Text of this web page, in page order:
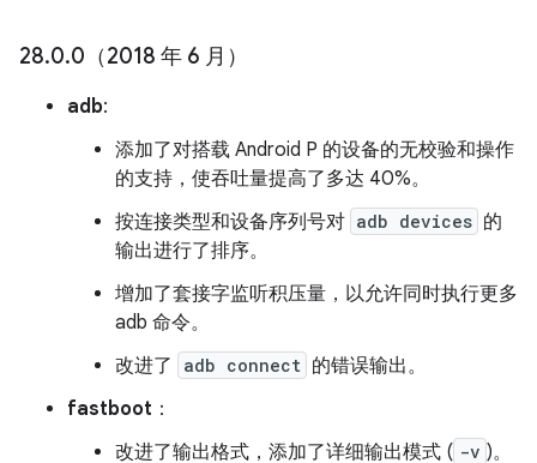
28.0.0（2018 年 6 月）
adb:
添加了对搭载 Android P 的设备的无校验和操作
的支持，使吞吐量提高了多达 40%。
按连接类型和设备序列号对 adb devices 的
输出进行了排序。
增加了套接字监听积压量，以允许同时执行更多
adb 命令。
改进了
adb connect 的错误输出。
fastboot ：
改进了输出格式，添加了详细输出模式 ( -v )。